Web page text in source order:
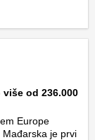
od 236.000
Europe
. Mađarska je prvi